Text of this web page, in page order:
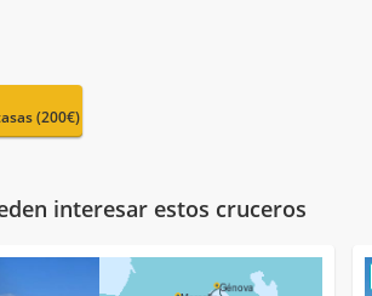
(200€)
interesar estos cruceros